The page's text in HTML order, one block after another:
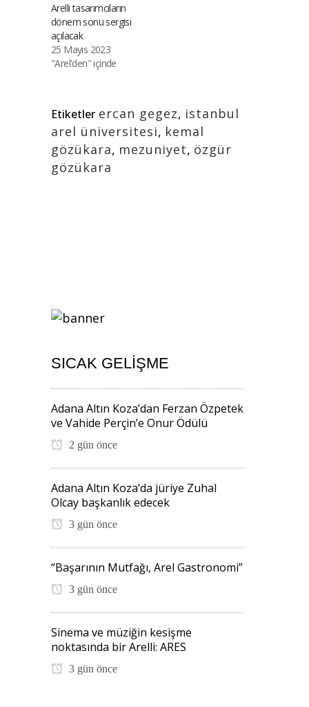
Arelli tasarımcıların
dönem sonu sergisi
açılacak
25 Mayıs 2023
"Arel'den" içinde
Etiketler ercan gegez, istanbul
arel üniversitesi, kemal
gözükara, mezuniyet, özgür
gözükara
SICAK GELIŞME
Adana Altın Koza’dan Ferzan Özpetek
ve Vahide Perçin’e Onur Ödülü
2 gün önce
Adana Altın Koza’da jüriye Zuhal
Olcay başkanlık edecek
3 gün önce
“Başarının Mutfağı, Arel Gastronomi”
3 gün önce
Sinema ve müziğin kesişme
noktasında bir Arelli: ARES
3 gün önce